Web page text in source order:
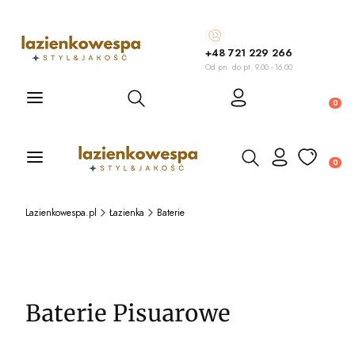
+48 721 229 266
Od pn. do pt. 9.00 - 16.00
Otwórz wyszukiwarkę
Otwórz wyszukiwarkę
Lazienkowespa.pl Łazienka Baterie
Baterie Pisuarowe